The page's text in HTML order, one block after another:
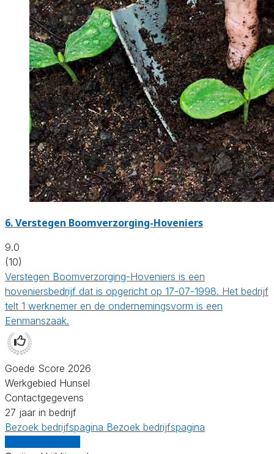
6.Verstegen Boomverzorging-Hoveniers
9.0
(10)
Verstegen Boomverzorging-Hoveniers is een
hoveniersbedrijf dat is opgericht op 17-07-1998. Het bedrijf
telt 1 werknemer en de ondernemingsvorm is een
Eenmanszaak.
Goede Score 2026
Werkgebied Hunsel
Contactgegevens
27 jaar in bedrijf
Bezoek bedrijfspagina Bezoek bedrijfspagina